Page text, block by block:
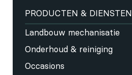
PRODUCTEN & DIENSTEN
Landbouw mechanisatie
Onderhoud & reiniging
Occasions